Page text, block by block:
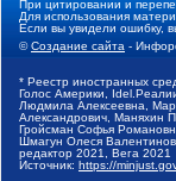
При цитировании и
Для использования
Если вы увидели ошибку,
©Создание сайта -
* Реестр иностранных
Голос Америки,
Людмила Алексеевна,
Александрович, Маняхин
Гройсман Софья
Шмагун Олеся
редактор 2021, Вега 2021
Источник: https://